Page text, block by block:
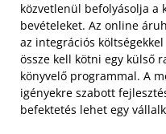
közvetlenül befolyásolja a
bevételeket. Az online
az integrációs
össze kell kötni egy külső
könyvelő programmal. A
igényekre szabott
befektetés lehet egy